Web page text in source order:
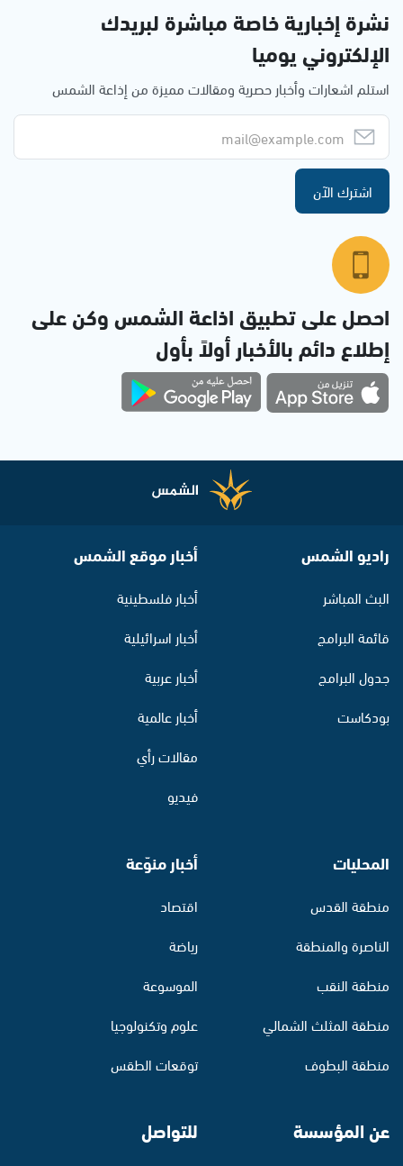
نشرة إخبارية خاصة مباشرة لبريدك
الإلكتروني يوميا
استلم اشعارات وأخبار حصرية ومقالات مميزة من إذاعة الشمس
اشترك الآن
احصل على تطبيق اذاعة الشمس وكن على
إطلاع دائم بالأخبار أولاً بأول
راديو الشمس
البث المباشر
قائمة البرامج
جدول البرامج
بودكاست
أخبار موقع الشمس
أخبار فلسطينية
أخبار اسرائيلية
أخبار عربية
أخبار عالمية
مقالات رأي
فيديو
المحليات
منطقة القدس
الناصرة والمنطقة
منطقة النقب
منطقة المثلث الشمالي
منطقة البطوف
أخبار منوّعة
اقتصاد
رياضة
الموسوعة
علوم وتكنولوجيا
توقعات الطقس
عن المؤسسة للتواصل